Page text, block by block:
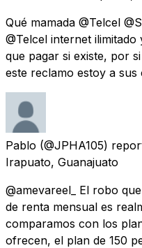
Qué mamada @Telcel
@Telcel internet
que pagar si existe, por
este reclamo estoy a sus
Pablo (@JPHA105)
Irapuato, Guanajuato
@amevareel_ El robo
de renta mensual es
comparamos con los
ofrecen, el plan de 150